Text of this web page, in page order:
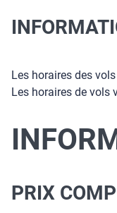
Les horaires des
Les horaires de vols
PRIX